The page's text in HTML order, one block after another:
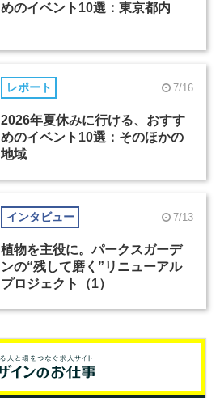
めのイベント10選：東京都内
レポート 7/16
2026年夏休みに行ける、おすす
めのイベント10選：そのほかの
地域
インタビュー 7/13
植物を主役に。パークスガーデ
ンの“残して磨く”リニューアル
プロジェクト（1）